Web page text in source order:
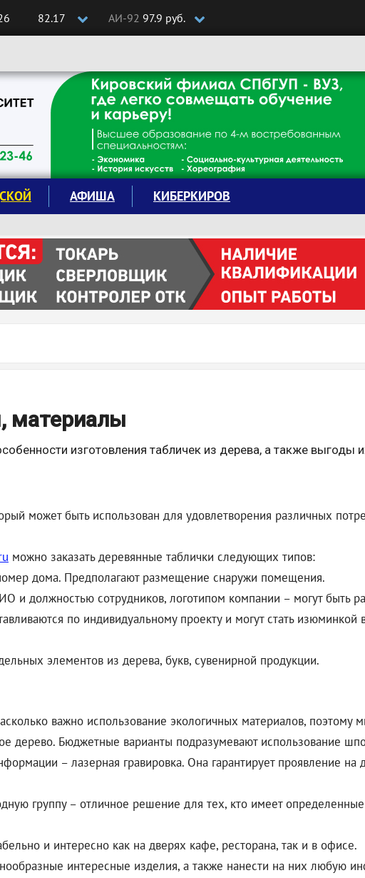
82.17 АИ-92 97.9 руб.
АФИША КИБЕРКИРОВ
материалы
изготовления табличек из дерева, а также выгоды
может быть использован для удовлетворения различных
можно заказать деревянные таблички следующих типов:
дома. Предполагают размещение снаружи помещения.
и должностью сотрудников, логотипом компании – могут быть
по индивидуальному проекту и могут стать
элементов из дерева, букв, сувенирной продукции.
важно использование экологичных материалов, поэтому
дерево. Бюджетные варианты подразумевают использование
– лазерная гравировка. Она гарантирует проявление на
группу – отличное решение для тех, кто имеет
и интересно как на дверях кафе, ресторана, так и в офисе.
интересные изделия, а также нанести на них любую